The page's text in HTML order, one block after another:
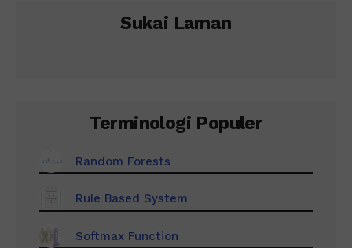
Sukai Laman
Terminologi Populer
Random Forests
Rule Based System
Softmax Function